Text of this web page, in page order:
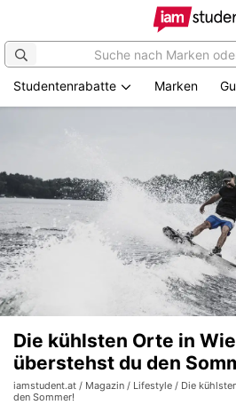
Studentenrabatte Marken
Die kühlsten Orte in
überstehst du den
iamstudent.at / Magazin / Lifestyle / Die
den Sommer!